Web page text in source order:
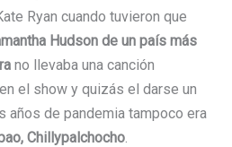
Ryan cuando tuvieron que
Hudson de un país más
no llevaba una canción
el show y quizás el darse un
de pandemia tampoco era
Chillypalchocho